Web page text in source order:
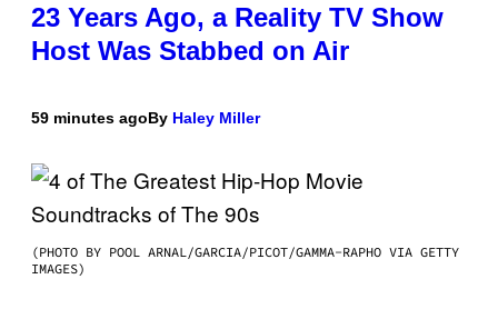
23 Years Ago, a Reality TV Show
Host Was Stabbed on Air
59 minutes agoBy Haley Miller
(PHOTO BY POOL ARNAL/GARCIA/PICOT/GAMMA-RAPHO VIA GETTY
IMAGES)